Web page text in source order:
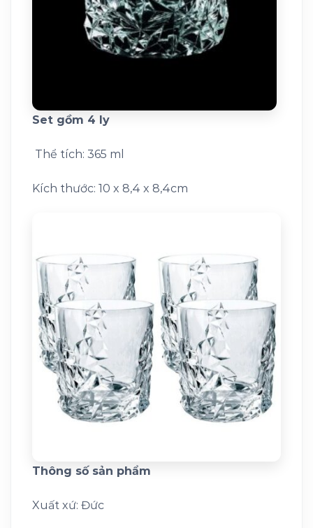
Set gồm 4 ly
Thể tích: 365 ml
Kích thước: 10 x 8,4 x 8,4cm
Thông số sản phẩm
Xuất xứ: Đức